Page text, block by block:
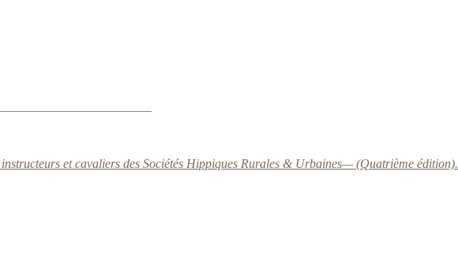
et cavaliers des Sociétés Hippiques Rurales & Urbaines— (Quatrième édition).